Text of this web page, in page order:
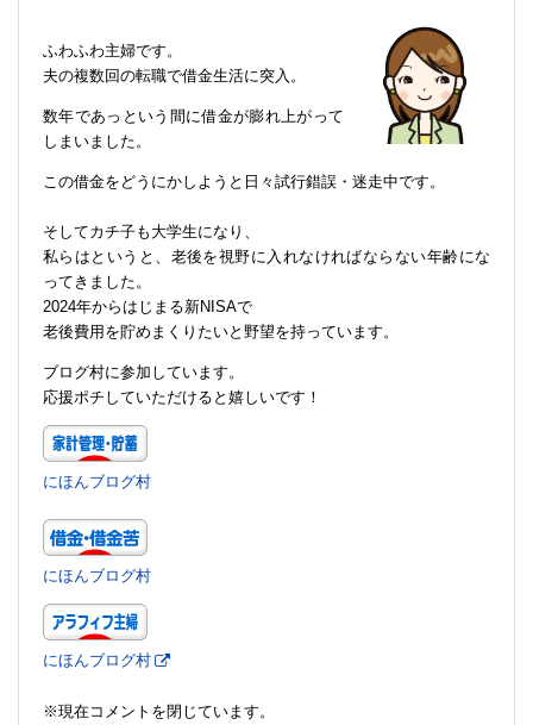
ふわふわ主婦です。
夫の複数回の転職で借金生活に突入。
数年であっという間に借金が膨れ上がって
しまいました。
この借金をどうにかしようと日々試行錯誤・迷走中です。
そしてカチ子も大学生になり、
私らはというと、老後を視野に入れなければならない年齢にな
ってきました。
2024年からはじまる新NISAで
老後費用を貯めまくりたいと野望を持っています。
ブログ村に参加しています。
応援ポチしていただけると嬉しいです！
にほんブログ村
にほんブログ村
にほんブログ村
※現在コメントを閉じています。